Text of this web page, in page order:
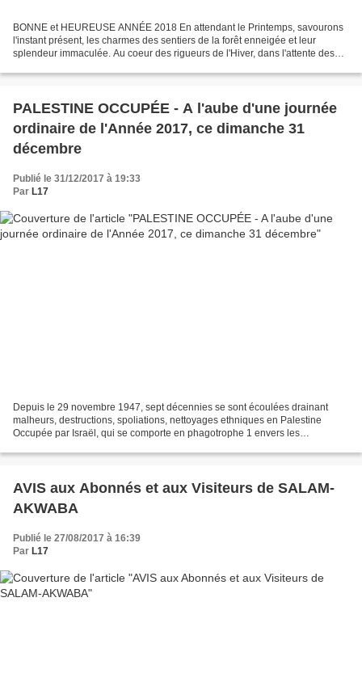
BONNE et HEUREUSE ANNÉE 2018 En attendant le Printemps, savourons
l'instant présent, les charmes des sentiers de la forêt enneigée et leur
splendeur immaculée. Au coeur des rigueurs de l'Hiver, dans l'attente des
PALESTINE OCCUPÉE - A l'aube d'une journée
ordinaire de l'Année 2017, ce dimanche 31
décembre
Publié le 31/12/2017 à 19:33
Par L17
Depuis le 29 novembre 1947, sept décennies se sont écoulées drainant
malheurs, destructions, spoliations, nettoyages ethniques en Palestine
Occupée par Israël, qui se comporte en phagotrophe 1 envers les
AVIS aux Abonnés et aux Visiteurs de SALAM-
AKWABA
Publié le 27/08/2017 à 16:39
Par L17